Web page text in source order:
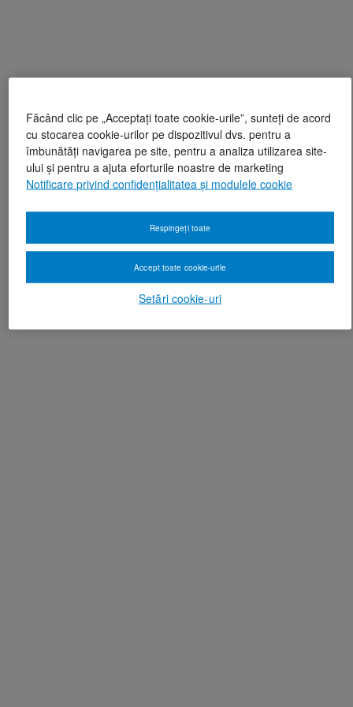
Făcând clic pe „Acceptați toate cookie-urile”, sunteți de acord
cu stocarea cookie-urilor pe dispozitivul dvs. pentru a
îmbunătăți navigarea pe site, pentru a analiza utilizarea site-
ului și pentru a ajuta eforturile noastre de marketing
Notificare privind confidențialitatea și modulele cookie
Setări cookie-uri
Respingeți toate
Accept toate cookie-urile